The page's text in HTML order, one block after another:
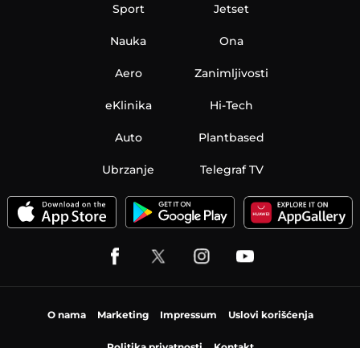
Sport
Nauka
Aero
Jetset
Ona
Zanimljivosti
eKlinika Hi-Tech
Auto Plantbased
Ubrzanje Telegraf TV
O nama Marketing Impressum Uslovi korišćenja